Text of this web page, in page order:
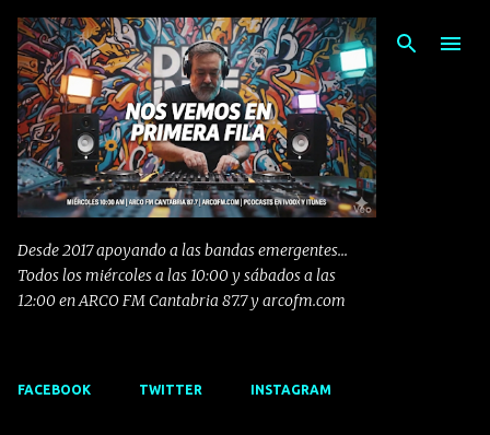
Ir al contenido principal
Desde 2017 apoyando a las bandas emergentes...
Todos los miércoles a las 10:00 y sábados a las
12:00 en ARCO FM Cantabria 87.7 y arcofm.com
FACEBOOK TWITTER INSTAGRAM